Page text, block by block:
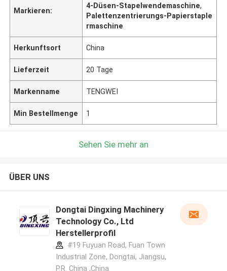
Markieren:
4-Düsen-Stapelwendemaschine,
Palettenzentrierungs-Papierstaple
rmaschine
Herkunftsort China
Lieferzeit 20 Tage
Markenname TENGWEI
Min Bestellmenge 1
Sehen Sie mehr an
ÜBER UNS
Dongtai Dingxing Machinery
Technology Co., Ltd
Herstellerprofil
#19 Fuyuan Road, Fuan Town
Industrial Zone, Dongtai, Jiangsu,
P.R. China ,China